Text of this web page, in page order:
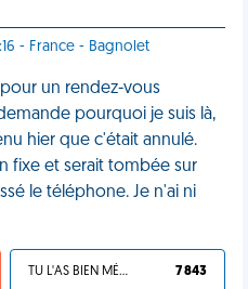
- France - Bagnolet
un rendez-vous
pourquoi je suis là,
hier que c'était annulé.
fixe et serait tombée sur
le téléphone. Je n'ai ni
TU L'AS BIEN MÉRITÉ 7 843